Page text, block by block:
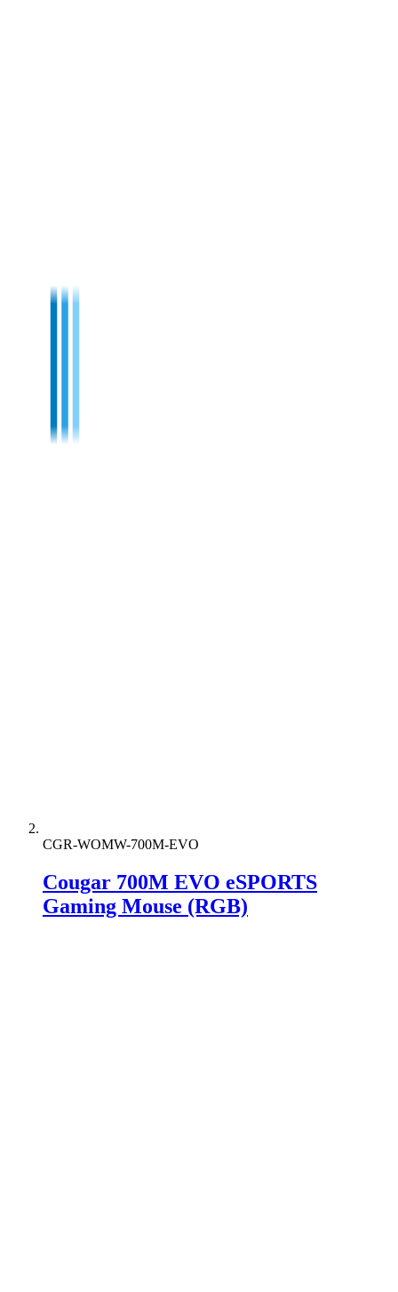
CGR-WOMW-700M-EVO
Cougar 700M EVO eSPORTS
Gaming Mouse (RGB)